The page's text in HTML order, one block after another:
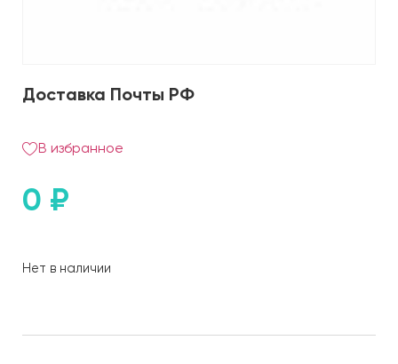
Доставка Почты РФ
В избранное
0 ₽
Нет в наличии